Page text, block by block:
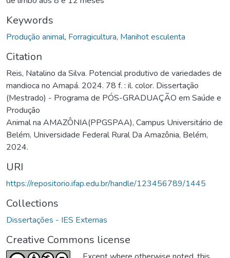
Keywords
Produção animal, Forragicultura, Manihot esculenta
Citation
Reis, Natalino da Silva. Potencial produtivo de variedades de
mandioca no Amapá. 2024. 78 f. : il. color. Dissertação
(Mestrado) - Programa de PÓS-GRADUAÇÃO em Saúde e
Produção
Animal na AMAZÔNIA(PPGSPAA), Campus Universitário de
Belém, Universidade Federal Rural Da Amazônia, Belém,
2024.
URI
https://repositorio.ifap.edu.br/handle/123456789/1445
Collections
Dissertações - IES Externas
Creative Commons license